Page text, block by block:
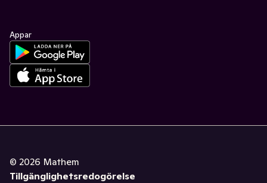
Appar
© 2026 Mathem
Tillgänglighetsredogörelse